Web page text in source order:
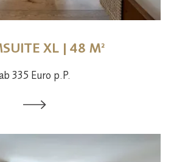
XL | 48 M²
335 Euro p.P.